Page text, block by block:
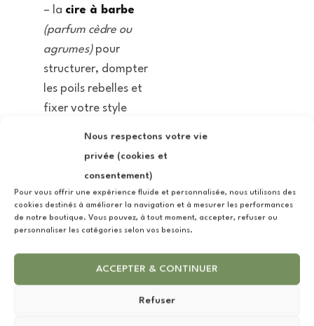
Nous respectons votre vie
privée (cookies et
consentement)
Pour vous offrir une expérience fluide et personnalisée, nous utilisons des
cookies destinés à améliorer la navigation et à mesurer les performances
de notre boutique. Vous pouvez, à tout moment, accepter, refuser ou
personnaliser les catégories selon vos besoins.
ACCEPTER & CONTINUER
Refuser
– la cire à barbe
(parfum cèdre ou
agrumes)pour
structurer, dompter
les poils rebelles et
fixer votre style
de Coiffage (1 outil
au choix)
– lepeigne à
, idéal pour
démêler